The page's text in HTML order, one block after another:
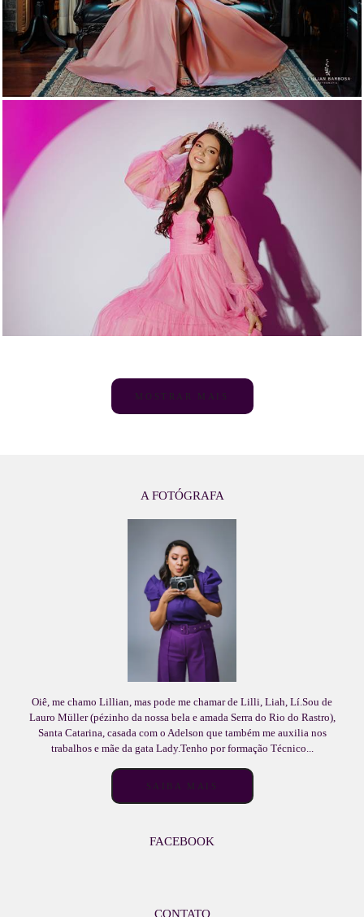
MOSTRAR MAIS
A FOTÓGRAFA
Oiê, me chamo Lillian, mas pode me chamar de Lilli, Liah, Lí.Sou de
Lauro Müller (pézinho da nossa bela e amada Serra do Rio do Rastro),
Santa Catarina, casada com o Adelson que também me auxilia nos
trabalhos e mãe da gata Lady.Tenho por formação Técnico...
SAIBA MAIS
FACEBOOK
CONTATO